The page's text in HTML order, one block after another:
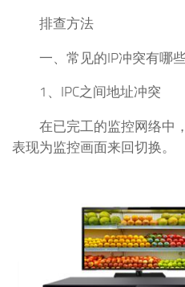
排查方法
一、常见的IP冲突有哪些
1、IPC之间地址冲突
在已完工的监控网络中，
表现为监控画面来回切换。